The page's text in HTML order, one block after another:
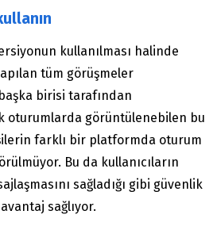
kullanılması halinde
tüm görüşmeler
başka birisi tarafından
oturumlarda görüntülenebilen bu
farklı bir platformda oturum
Bu da kullanıcıların
sağladığı gibi güvenlik
sağlıyor.